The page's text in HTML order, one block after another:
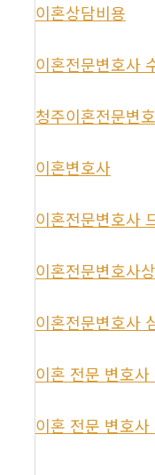
이혼상담비용
이혼전문변호사
청주이혼전문변
이혼변호사
이혼전문변호사
이혼전문변호사
이혼전문변호사
이혼 전문 변호사
이혼 전문 변호사